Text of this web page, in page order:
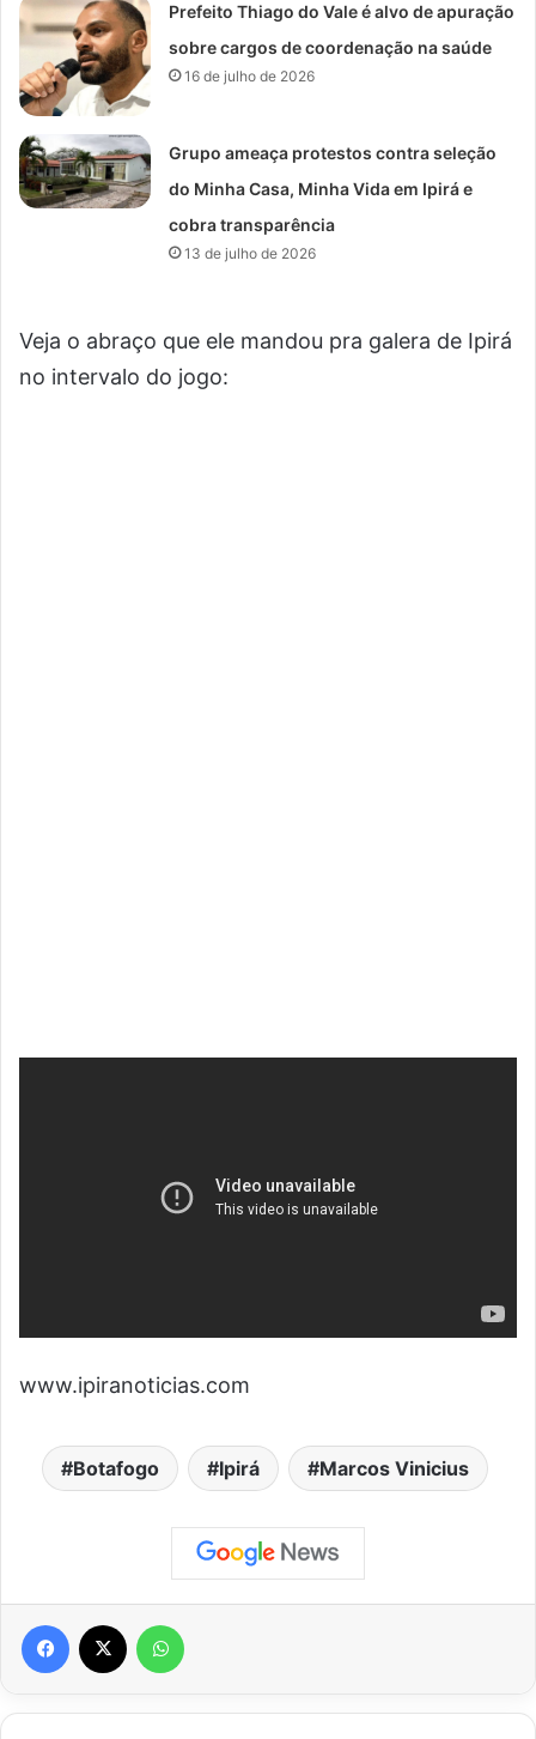
Prefeito Thiago do Vale é alvo de apuração
sobre cargos de coordenação na saúde
16 de julho de 2026
Grupo ameaça protestos contra seleção
do Minha Casa, Minha Vida em Ipirá e
cobra transparência
13 de julho de 2026
Veja o abraço que ele mandou pra galera de Ipirá
no intervalo do jogo:
www.ipiranoticias.com
Botafogo Ipirá Marcos Vinicius